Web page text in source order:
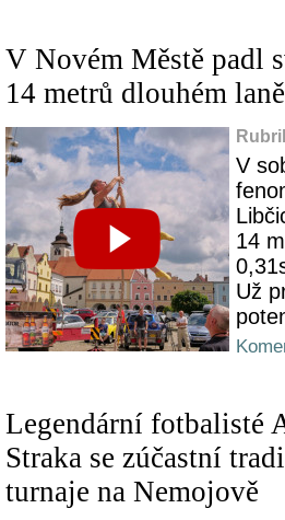
V Novém Městě padl
14 metrů dlouhém
V
14
Už
Legendární fotbalisté
Straka se zúčastní
turnaje na Nemojově